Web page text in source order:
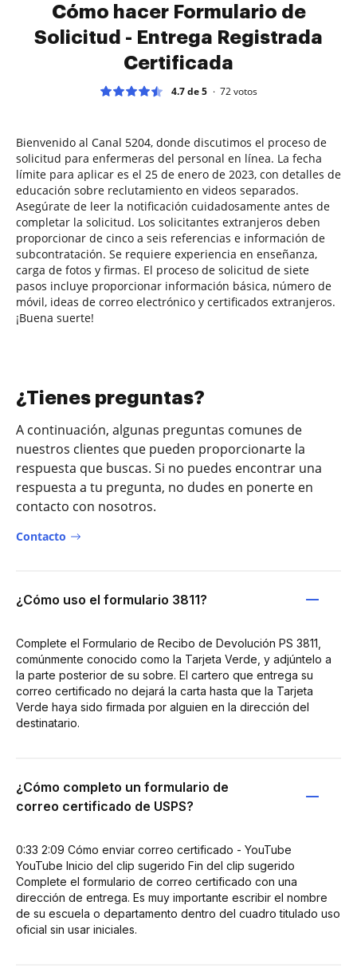
Cómo hacer Formulario de
Solicitud - Entrega Registrada
Certificada
4.7 de 5 72votos
Bienvenido al Canal 5204, donde discutimos el proceso de
solicitud para enfermeras del personal en línea. La fecha
límite para aplicar es el 25 de enero de 2023, con detalles de
educación sobre reclutamiento en videos separados.
Asegúrate de leer la notificación cuidadosamente antes de
completar la solicitud. Los solicitantes extranjeros deben
proporcionar de cinco a seis referencias e información de
subcontratación. Se requiere experiencia en enseñanza,
carga de fotos y firmas. El proceso de solicitud de siete
pasos incluye proporcionar información básica, número de
móvil, ideas de correo electrónico y certificados extranjeros.
¡Buena suerte!
¿Tienes preguntas?
A continuación, algunas preguntas comunes de
nuestros clientes que pueden proporcionarte la
respuesta que buscas. Si no puedes encontrar una
respuesta a tu pregunta, no dudes en ponerte en
contacto con nosotros.
Contacto
¿Cómo uso el formulario 3811?
Complete el Formulario de Recibo de Devolución PS 3811,
comúnmente conocido como la Tarjeta Verde, y adjúntelo a
la parte posterior de su sobre. El cartero que entrega su
correo certificado no dejará la carta hasta que la Tarjeta
Verde haya sido firmada por alguien en la dirección del
destinatario.
¿Cómo completo un formulario de
correo certificado de USPS?
0:33 2:09 Cómo enviar correo certificado - YouTube
YouTube Inicio del clip sugerido Fin del clip sugerido
Complete el formulario de correo certificado con una
dirección de entrega. Es muy importante escribir el nombre
de su escuela o departamento dentro del cuadro titulado uso
oficial sin usar iniciales.